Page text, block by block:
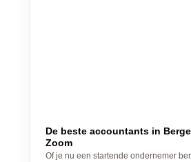
De beste accountants in
Zoom
Of je nu een startende ondernemer